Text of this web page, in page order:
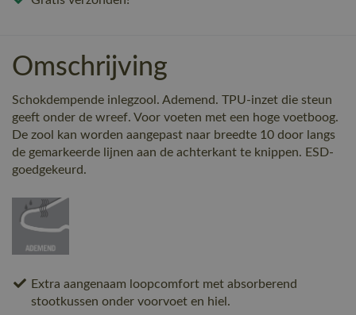
Omschrijving
Schokdempende inlegzool. Ademend. TPU-inzet die steun
geeft onder de wreef. Voor voeten met een hoge voetboog.
De zool kan worden aangepast naar breedte 10 door langs
de gemarkeerde lijnen aan de achterkant te knippen. ESD-
goedgekeurd.
Extra aangenaam loopcomfort met absorberend
stootkussen onder voorvoet en hiel.